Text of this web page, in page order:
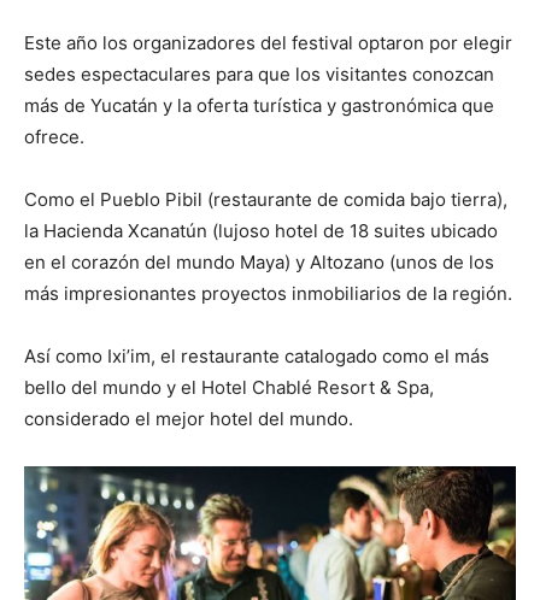
Este año los organizadores del festival optaron por elegir
sedes espectaculares para que los visitantes conozcan
más de Yucatán y la oferta turística y gastronómica que
ofrece.
Como el Pueblo Pibil (restaurante de comida bajo tierra),
la Hacienda Xcanatún (lujoso hotel de 18 suites ubicado
en el corazón del mundo Maya) y Altozano (unos de los
más impresionantes proyectos inmobiliarios de la región.
Así como Ixi’im, el restaurante catalogado como el más
bello del mundo y el Hotel Chablé Resort & Spa,
considerado el mejor hotel del mundo.